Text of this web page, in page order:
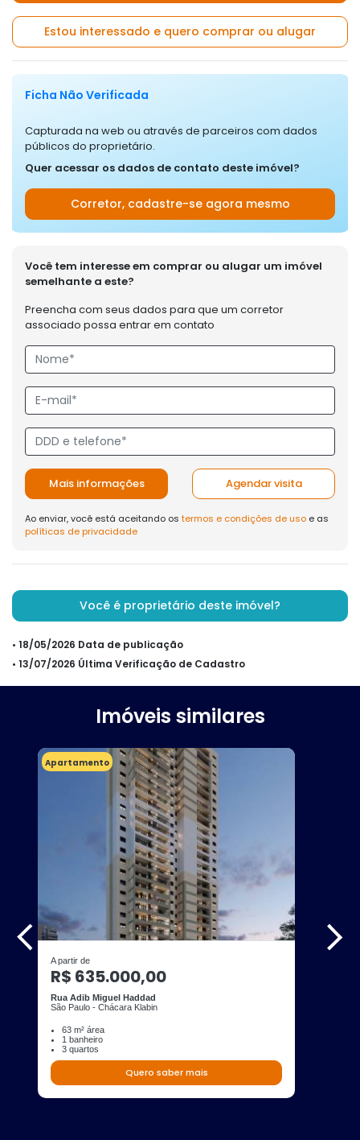
Estou interessado e quero comprar ou alugar
Ficha Não Verificada
Capturada na web ou através de parceiros com dados
públicos do proprietário.
Quer acessar os dados de contato deste imóvel?
Corretor, cadastre-se agora mesmo
Você tem interesse em comprar ou alugar um imóvel
semelhante a este?
Preencha com seus dados para que um corretor
associado possa entrar em contato
Mais informações Agendar visita
Ao enviar, você está aceitando os termos e condições de uso e as
políticas de privacidade
Você é proprietário deste imóvel?
• 18/05/2026 Data de publicação
• 13/07/2026 Última Verificação de Cadastro
Imóveis similares
Apartamento
A partir de
R$ 635.000,00
Rua Adib Miguel Haddad
São Paulo - Chácara Klabin
63 m² área
1 banheiro
3 quartos
Quero saber mais